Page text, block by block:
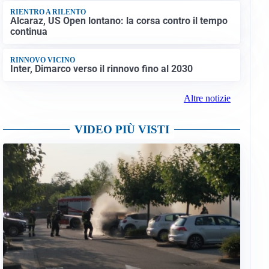
RIENTRO A RILENTO
Alcaraz, US Open lontano: la corsa contro il tempo
continua
RINNOVO VICINO
Inter, Dimarco verso il rinnovo fino al 2030
Altre notizie
VIDEO PIÙ VISTI